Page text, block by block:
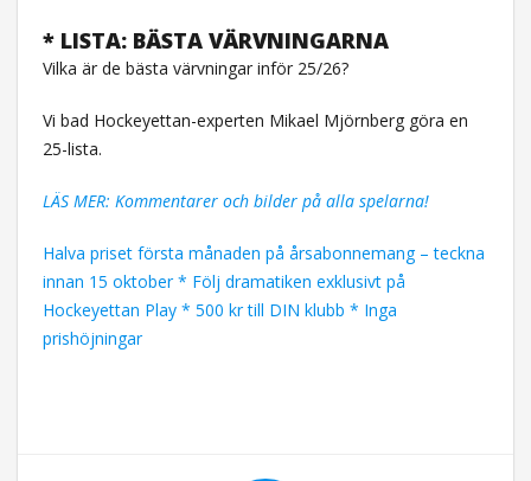
* LISTA: BÄSTA VÄRVNINGARNA
Vilka är de bästa värvningar inför 25/26?
Vi bad Hockeyettan-experten Mikael Mjörnberg göra en
25-lista.
LÄS MER: Kommentarer och bilder på alla spelarna!
Halva priset första månaden på årsabonnemang – teckna
innan 15 oktober * Följ dramatiken exklusivt på
Hockeyettan Play * 500 kr till DIN klubb * Inga
prishöjningar